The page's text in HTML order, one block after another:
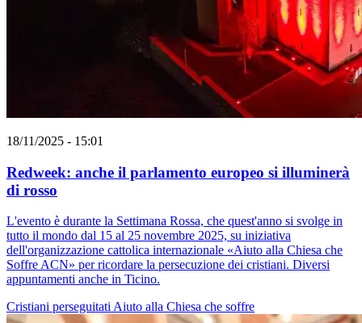
18/11/2025 - 15:01
Redweek: anche il parlamento europeo si illuminerà
di rosso
L'evento è durante la Settimana Rossa, che quest'anno si svolge in
tutto il mondo dal 15 al 25 novembre 2025, su iniziativa
dell'organizzazione cattolica internazionale «Aiuto alla Chiesa che
Soffre ACN» per ricordare la persecuzione dei cristiani. Diversi
appuntamenti anche in Ticino.
Cristiani perseguitatiAiuto alla Chiesa che soffre